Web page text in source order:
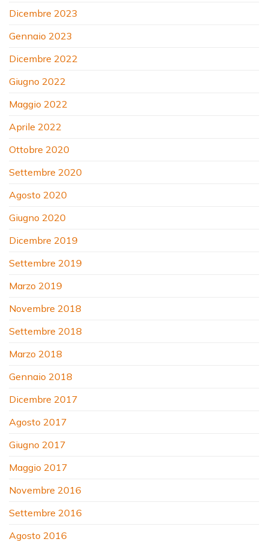
Dicembre 2023
Gennaio 2023
Dicembre 2022
Giugno 2022
Maggio 2022
Aprile 2022
Ottobre 2020
Settembre 2020
Agosto 2020
Giugno 2020
Dicembre 2019
Settembre 2019
Marzo 2019
Novembre 2018
Settembre 2018
Marzo 2018
Gennaio 2018
Dicembre 2017
Agosto 2017
Giugno 2017
Maggio 2017
Novembre 2016
Settembre 2016
Agosto 2016